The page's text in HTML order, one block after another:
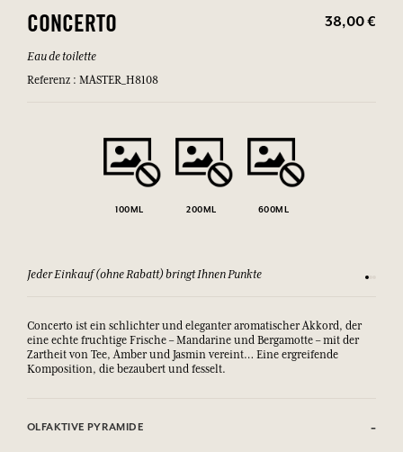
CONCERTO 38,00 €
Eau de toilette
Referenz : MASTER_H8108
100ML 200ML 600ML
Jeder Einkauf (ohne Rabatt) bringt Ihnen Punkte Sehen
Concerto ist ein schlichter und eleganter aromatischer Akkord, der
eine echte fruchtige Frische – Mandarine und Bergamotte – mit der
Zartheit von Tee, Amber und Jasmin vereint… Eine ergreifende
Komposition, die bezaubert und fesselt.
OLFAKTIVE PYRAMIDE